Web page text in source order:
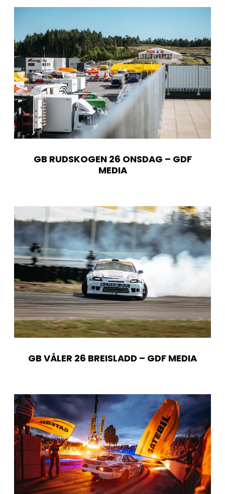
GB RUDSKOGEN 26 ONSDAG – GDF
MEDIA
GB VÅLER 26 BREISLADD – GDF MEDIA